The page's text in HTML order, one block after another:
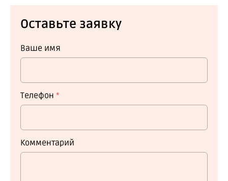
Оставьте заявку
Ваше имя
Телефон *
Комментарий